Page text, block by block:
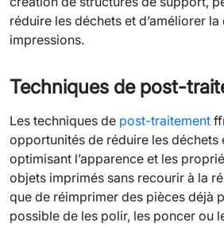
réduire les déchets et d’améliorer
impressions.
Techniques de post-
Les techniques de post-traitement
opportunités de réduire les déchets
optimisant l’apparence et les
objets imprimés sans recourir à la
que de réimprimer des pièces déjà
possible de les polir, les poncer ou